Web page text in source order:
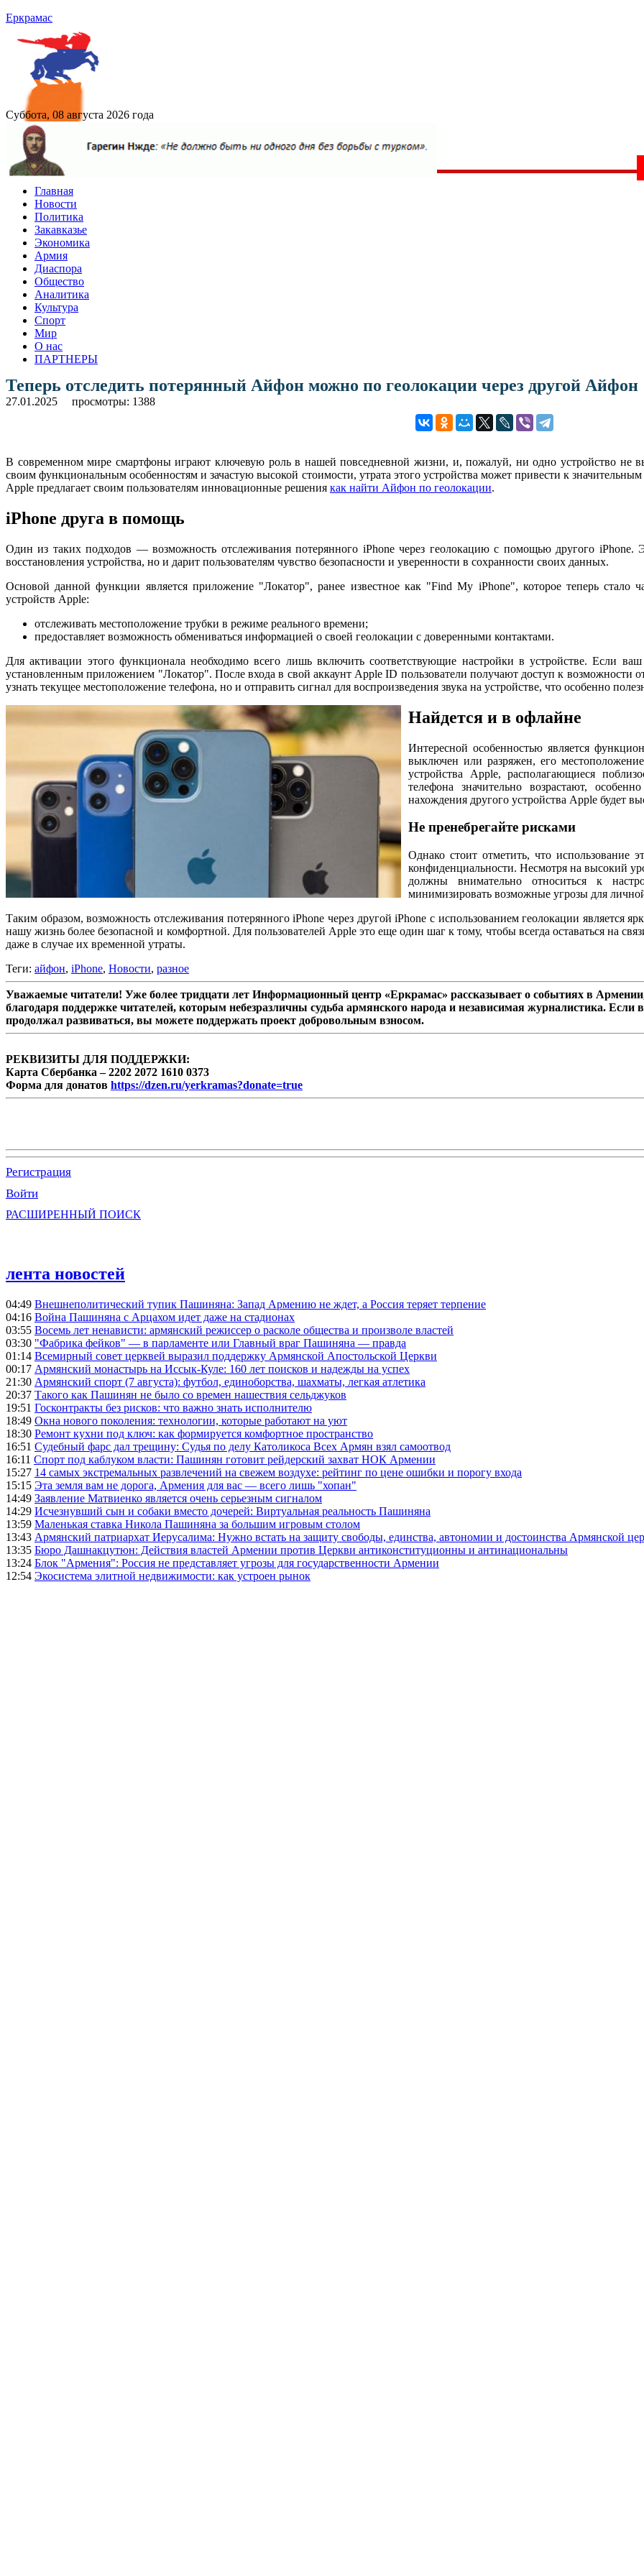
Еркрамас
Суббота, 08 августа 2026 года
Главная
Новости
Политика
Закавказье
Экономика
Армия
Диаспора
Общество
Аналитика
Культура
Спорт
Мир
О нас
ПАРТНЕРЫ
Теперь отследить потерянный Айфон можно по геолокации через другой Айфон
27.01.2025 просмотры: 1388
В современном мире смартфоны играют ключевую роль в нашей повседневной жизни, и, пожалуй, ни одно устройство не
своим функциональным особенностям и зачастую высокой стоимости, утрата этого устройства может привести к
Apple предлагает своим пользователям инновационные решения как найти Айфон по геолокации.
iPhone друга в помощь
Один из таких подходов — возможность отслеживания потерянного iPhone через геолокацию с помощью другого iPhone.
восстановления устройства, но и дарит пользователям чувство безопасности и уверенности в сохранности своих данных.
Основой данной функции является приложение "Локатор", ранее известное как "Find My iPhone", которое теперь
устройств Apple:
отслеживать местоположение трубки в режиме реального времени;
предоставляет возможность обмениваться информацией о своей геолокации с доверенными контактами.
Для активации этого функционала необходимо всего лишь включить соответствующие настройки в устройстве. Если
установленным приложением "Локатор". После входа в свой аккаунт Apple ID пользователи получают доступ к возможности
узнать текущее местоположение телефона, но и отправить сигнал для воспроизведения звука на устройстве, что особенно
Найдется и в офлайне
Интересной особенностью является
выключен или разряжен, его
устройства Apple, располагающиеся
телефона значительно возрастают,
нахождения другого устройства Apple будет
Не пренебрегайте рисками
Однако стоит отметить, что
конфиденциальности. Несмотря на высокий
должны внимательно относиться к
минимизировать возможные угрозы для
Таким образом, возможность отслеживания потерянного iPhone через другой iPhone с использованием геолокации является
нашу жизнь более безопасной и комфортной. Для пользователей Apple это еще один шаг к тому, чтобы всегда оставаться на
даже в случае их временной утраты.
Теги: айфон, iPhone, Новости, разное
Уважаемые читатели! Уже более тридцати лет Информационный центр «Еркрамас» рассказывает о событиях в
благодаря поддержке читателей, которым небезразличны судьба армянского народа и независимая журналистика.
продолжал развиваться, вы можете поддержать проект добровольным взносом.
РЕКВИЗИТЫ ДЛЯ ПОДДЕРЖКИ:
Карта Сбербанка – 2202 2072 1610 0373
Форма для донатов https://dzen.ru/yerkramas?donate=true
Регистрация
Войти
РАСШИРЕННЫЙ ПОИСК
лента новостей
04:49 Внешнеполитический тупик Пашиняна: Запад Армению не ждет, а Россия теряет терпение
04:16 Война Пашиняна с Арцахом идет даже на стадионах
03:55 Восемь лет ненависти: армянский режиссер о расколе общества и произволе властей
03:30 "Фабрика фейков" — в парламенте или Главный враг Пашиняна — правда
01:14 Всемирный совет церквей выразил поддержку Армянской Апостольской Церкви
00:17 Армянский монастырь на Иссык-Куле: 160 лет поисков и надежды на успех
21:30 Армянский спорт (7 августа): футбол, единоборства, шахматы, легкая атлетика
20:37 Такого как Пашинян не было со времен нашествия сельджуков
19:51 Госконтракты без рисков: что важно знать исполнителю
18:49 Окна нового поколения: технологии, которые работают на уют
18:30 Ремонт кухни под ключ: как формируется комфортное пространство
16:51 Судебный фарс дал трещину: Судья по делу Католикоса Всех Армян взял самоотвод
16:11 Спорт под каблуком власти: Пашинян готовит рейдерский захват НОК Армении
15:27 14 самых экстремальных развлечений на свежем воздухе: рейтинг по цене ошибки и порогу входа
15:15 Эта земля вам не дорога, Армения для вас — всего лишь "хопан"
14:49 Заявление Матвиенко является очень серьезным сигналом
14:29 Исчезнувший сын и собаки вместо дочерей: Виртуальная реальность Пашиняна
13:59 Маленькая ставка Никола Пашиняна за большим игровым столом
13:43 Армянский патриархат Иерусалима: Нужно встать на защиту свободы, единства, автономии и достоинства Армянской
13:35 Бюро Дашнакцутюн: Действия властей Армении против Церкви антиконституционны и антинациональны
13:24 Блок "Армения": Россия не представляет угрозы для государственности Армении
12:54 Экосистема элитной недвижимости: как устроен рынок